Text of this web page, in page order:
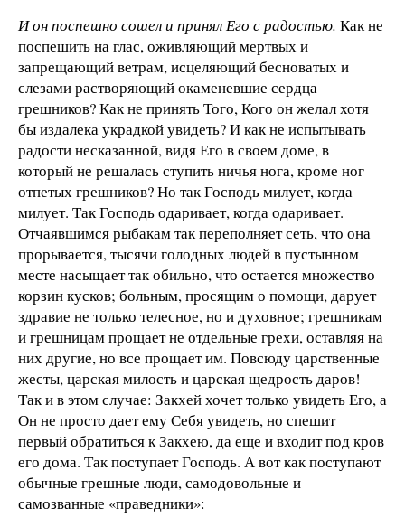
И он поспешно сошел и принял Его с радостью. Как не
поспешить на глас, оживляющий мертвых и
запрещающий ветрам, исцеляющий бесноватых и
слезами растворяющий окаменевшие сердца
грешников? Как не принять Того, Кого он желал хотя
бы издалека украдкой увидеть? И как не испытывать
радости несказанной, видя Его в своем доме, в
который не решалась ступить ничья нога, кроме ног
отпетых грешников? Но так Господь милует, когда
милует. Так Господь одаривает, когда одаривает.
Отчаявшимся рыбакам так переполняет сеть, что она
прорывается, тысячи голодных людей в пустынном
месте насыщает так обильно, что остается множество
корзин кусков; больным, просящим о помощи, дарует
здравие не только телесное, но и духовное; грешникам
и грешницам прощает не отдельные грехи, оставляя на
них другие, но все прощает им. Повсюду царственные
жесты, царская милость и царская щедрость даров!
Так и в этом случае: Закхей хочет только увидеть Его, а
Он не просто дает ему Себя увидеть, но спешит
первый обратиться к Закхею, да еще и входит под кров
его дома. Так поступает Господь. А вот как поступают
обычные грешные люди, самодовольные и
самозванные «праведники»: